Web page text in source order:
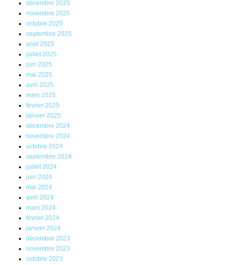
décembre 2025
novembre 2025
octobre 2025
septembre 2025
août 2025
juillet 2025
juin 2025
mai 2025
avril 2025
mars 2025
février 2025
janvier 2025
décembre 2024
novembre 2024
octobre 2024
septembre 2024
juillet 2024
juin 2024
mai 2024
avril 2024
mars 2024
février 2024
janvier 2024
décembre 2023
novembre 2023
octobre 2023